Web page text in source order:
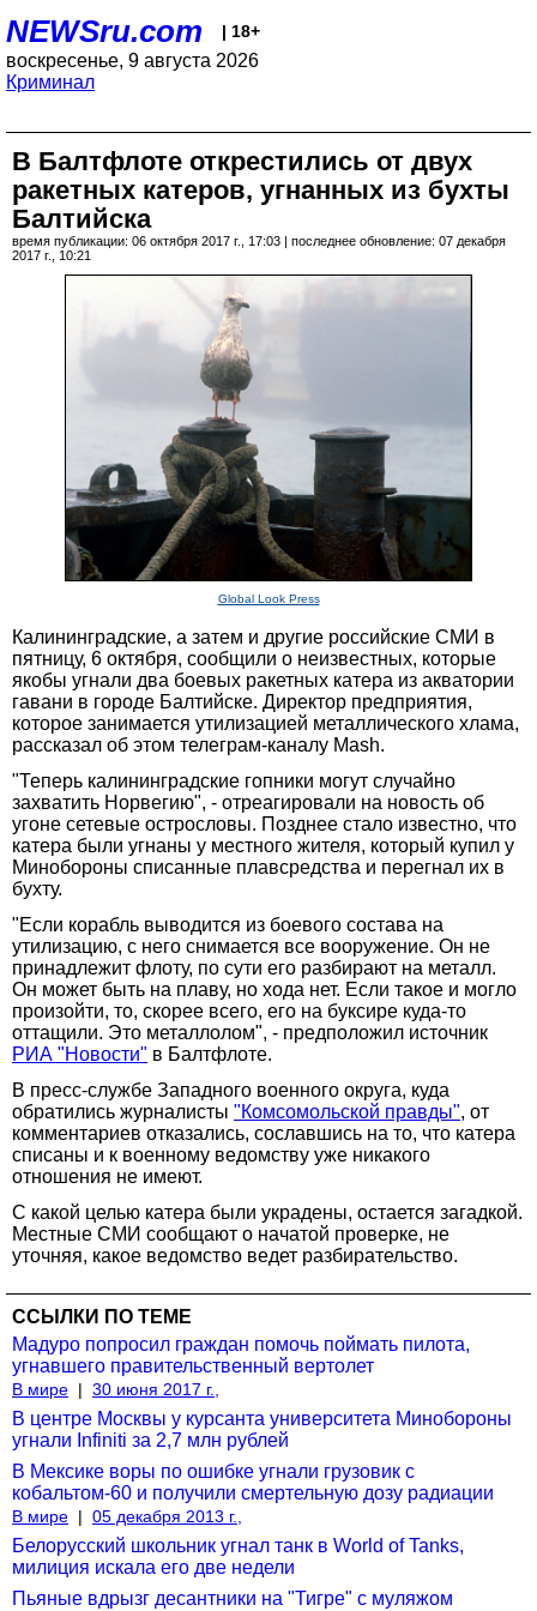
NEWSru.com | 18+
воскресенье, 9 августа 2026
Криминал
В Балтфлоте открестились от двух
ракетных катеров, угнанных из бухты
Балтийска
время публикации: 06 октября 2017 г., 17:03 | последнее обновление: 07 декабря
2017 г., 10:21
Global Look Press
Калининградские, а затем и другие российские СМИ в
пятницу, 6 октября, сообщили о неизвестных, которые
якобы угнали два боевых ракетных катера из акватории
гавани в городе Балтийске. Директор предприятия,
которое занимается утилизацией металлического хлама,
рассказал об этом телеграм-каналу Mash.
"Теперь калининградские гопники могут случайно
захватить Норвегию", - отреагировали на новость об
угоне сетевые острословы. Позднее стало известно, что
катера были угнаны у местного жителя, который купил у
Минобороны списанные плавсредства и перегнал их в
бухту.
"Если корабль выводится из боевого состава на
утилизацию, с него снимается все вооружение. Он не
принадлежит флоту, по сути его разбирают на металл.
Он может быть на плаву, но хода нет. Если такое и могло
произойти, то, скорее всего, его на буксире куда-то
оттащили. Это металлолом", - предположил источник
РИА "Новости" в Балтфлоте.
В пресс-службе Западного военного округа, куда
обратились журналисты "Комсомольской правды", от
комментариев отказались, сославшись на то, что катера
списаны и к военному ведомству уже никакого
отношения не имеют.
С какой целью катера были украдены, остается загадкой.
Местные СМИ сообщают о начатой проверке, не
уточняя, какое ведомство ведет разбирательство.
ССЫЛКИ ПО ТЕМЕ
Мадуро попросил граждан помочь поймать пилота,
угнавшего правительственный вертолет
В мире | 30 июня 2017 г.,
В центре Москвы у курсанта университета Минобороны
угнали Infiniti за 2,7 млн рублей
В Мексике воры по ошибке угнали грузовик с
кобальтом-60 и получили смертельную дозу радиации
В мире | 05 декабря 2013 г.,
Белорусский школьник угнал танк в World of Tanks,
милиция искала его две недели
Пьяные вдрызг десантники на "Тигре" с муляжом